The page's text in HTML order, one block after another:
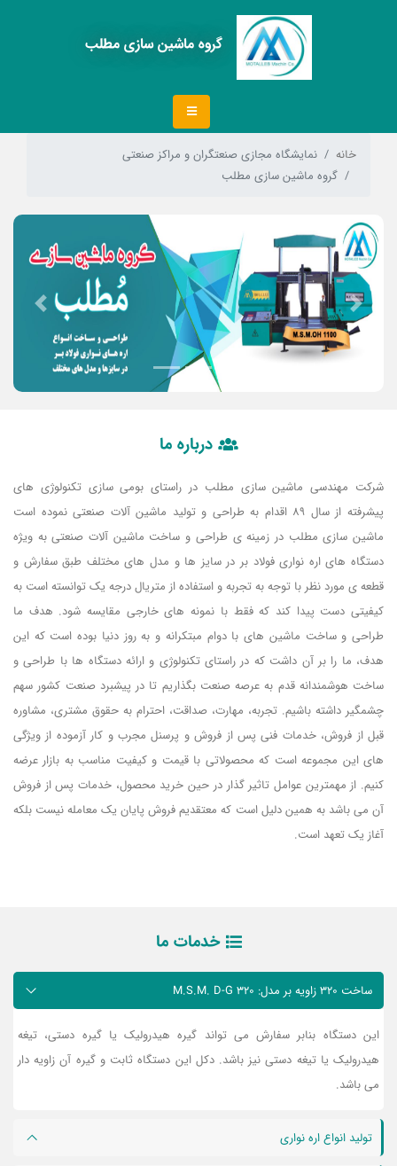
گروه ماشین سازی مطلب
خانه
نمایشگاه مجازی صنعتگران و مراکز صنعتی
گروه ماشین سازی مطلب
Previous
Next
درباره ما
شرکت مهندسی ماشین سازی مطلب در راستای بومی سازی تکنولوژی های
پیشرفته از سال 89 اقدام به طراحی و تولید ماشین آلات صنعتی نموده است
ماشین سازی مطلب در زمینه ی طراحی و ساخت ماشین آلات صنعتی به ویژه
دستگاه های اره نواری فولاد بر در سایز ها و مدل های مختلف طبق سفارش و
قطعه ی مورد نظر با توجه به تجربه و استفاده از متریال درجه یک توانسته است به
کیفیتی دست پیدا کند که فقط با نمونه های خارجی مقایسه شود. هدف ما
طراحی و ساخت ماشین های با دوام مبتکرانه و به روز دنیا بوده است که این
هدف، ما را بر آن داشت که در راستای تکنولوژی و ارائه دستگاه ها با طراحی و
ساخت هوشمندانه قدم به عرصه صنعت بگذاریم تا در پیشبرد صنعت کشور سهم
چشمگیر داشته باشیم. تجربه، مهارت، صداقت، احترام به حقوق مشتری، مشاوره
قبل از فروش، خدمات فنی پس از فروش و پرسنل مجرب و کار آزموده از ویژگی
های این مجموعه است که محصولاتی با قیمت و کیفیت مناسب به بازار عرضه
کنیم. از مهمترین عوامل تاثیر گذار در حین خرید محصول، خدمات پس از فروش
آن می باشد به همین دلیل است که معتقدیم فروش پایان یک معامله نیست بلکه
آغاز یک تعهد است.
خدمات ما
ساخت 320 زاویه بر مدل: M.S.M. D-G 320
این دستگاه بنابر سفارش می تواند گیره هیدرولیک یا گیره دستی، تیغه
هیدرولیک یا تیغه دستی نیز باشد. دکل این دستگاه ثابت و گیره آن زاویه دار
می باشد.
تولید انواع اره نواری